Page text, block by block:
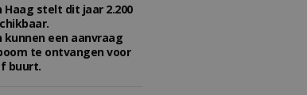
Haag stelt dit jaar 2.200
een aanvraag
te ontvangen voor
buurt.